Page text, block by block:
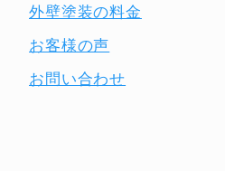
外壁塗装の料金
お客様の声
お問い合わせ